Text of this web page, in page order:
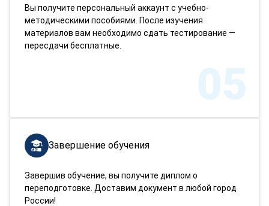
Вы получите персональный аккаунт с учебно-
методическими пособиями. После изучения
материалов вам необходимо сдать тестирование —
пересдачи бесплатные.
05
Завершение обучения
Завершив обучение, вы получите диплом о
переподготовке. Доставим документ в любой город
России!